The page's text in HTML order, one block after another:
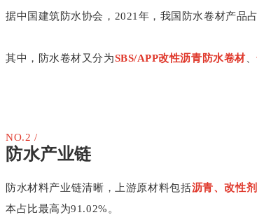
据中国建筑防水协会，2021年，我国防水卷材产品
其中，防水卷材又分为SBS/APP改性沥青防水卷材、
NO.2 /
防水产业链
防水材料产业链清晰，上游原材料包括沥青、改性
本占比最高为91.02%。